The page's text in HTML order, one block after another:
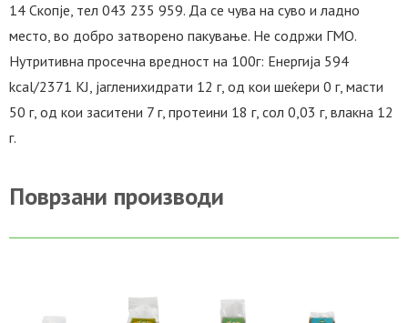
14 Скопје, тел 043 235 959. Да се чува на суво и ладно
место, во добро затворено пакување. Не содржи ГМО.
Нутритивна просечна вредност на 100г: Енергија 594
kcal/2371 КЈ, јагленихидрати 12 г, од кои шеќери 0 г, масти
50 г, од кои заситени 7 г, протеини 18 г, сол 0,03 г, влакна 12
г.
Поврзани производи